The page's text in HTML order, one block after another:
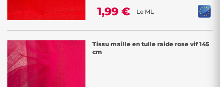
1,99 € Le ML
Tissu maille en tulle raide rose vif 145
cm